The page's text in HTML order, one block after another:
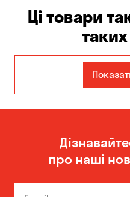
Ці товари
Єлизаветівка
Авангард
Бориспіль
Бровари
про наші